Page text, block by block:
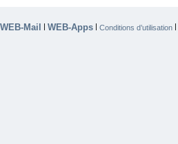
WEB-Mail | WEB-Apps | Conditions d’utilisation |